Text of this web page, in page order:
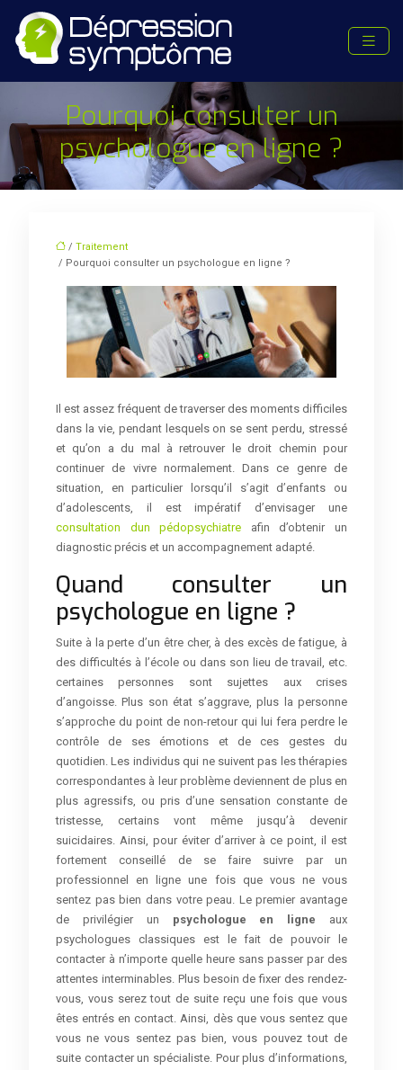
Pourquoi consulter un
psychologue en ligne ?
/ Traitement
/ Pourquoi consulter un psychologue en ligne ?
Il est assez fréquent de traverser des moments difficiles
dans la vie, pendant lesquels on se sent perdu, stressé
et qu’on a du mal à retrouver le droit chemin pour
continuer de vivre normalement. Dans ce genre de
situation, en particulier lorsqu’il s’agit d’enfants ou
d’adolescents, il est impératif d’envisager une
consultation dun pédopsychiatre afin d’obtenir un
diagnostic précis et un accompagnement adapté.
Quand consulter un
psychologue en ligne ?
Suite à la perte d’un être cher, à des excès de fatigue, à
des difficultés à l’école ou dans son lieu de travail, etc.
certaines personnes sont sujettes aux crises
d’angoisse. Plus son état s’aggrave, plus la personne
s’approche du point de non-retour qui lui fera perdre le
contrôle de ses émotions et de ces gestes du
quotidien. Les individus qui ne suivent pas les thérapies
correspondantes à leur problème deviennent de plus en
plus agressifs, ou pris d’une sensation constante de
tristesse, certains vont même jusqu’à devenir
suicidaires. Ainsi, pour éviter d’arriver à ce point, il est
fortement conseillé de se faire suivre par un
professionnel en ligne une fois que vous ne vous
sentez pas bien dans votre peau. Le premier avantage
de privilégier un psychologue en ligne aux
psychologues classiques est le fait de pouvoir le
contacter à n’importe quelle heure sans passer par des
attentes interminables. Plus besoin de fixer des rendez-
vous, vous serez tout de suite reçu une fois que vous
êtes entrés en contact. Ainsi, dès que vous sentez que
vous ne vous sentez pas bien, vous pouvez tout de
suite contacter un spécialiste. Pour plus d’informations,